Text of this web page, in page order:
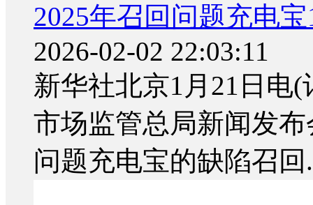
2025年召回问题充电
2026-02-02 22:03:11
新华社北京1月21日电
市场监管总局新闻发
问题充电宝的缺陷召回